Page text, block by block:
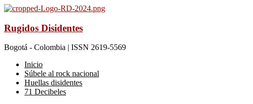
Rugidos Disidentes
Bogotá - Colombia | ISSN 2619-5569
Inicio
Súbele al rock nacional
Huellas disidentes
71 Decibeles